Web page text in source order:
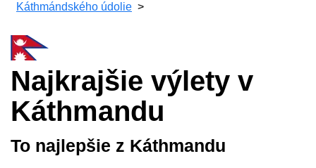
Káthmándského údolie
Najkrajšie výlety v
Káthmandu
To najlepšie z Káthmandu